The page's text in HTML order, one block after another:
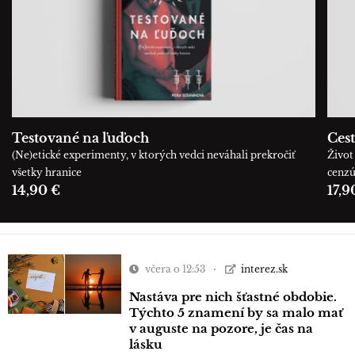
Testované na ľuďoch
(Ne)etické experimenty, v ktorých vedci neváhali prekročiť
všetky hranice
14,90 €
Život
včera o 12:53 interez.sk
Nastáva pre nich šťastné obdobie.
Týchto 5 znamení by sa malo mať
v auguste na pozore, je čas na
lásku